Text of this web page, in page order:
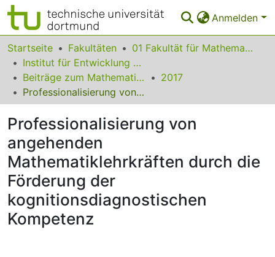
Anmelden
Bereiche & Sammlungen
Das gesamte Repositorium
Statistiken
FAQ
Leitlinien
Zurück zur Startseite
Startseite Fakultäten
01 Fakultät für Mathematik
Institut für Entwicklung und Erforschung des Mathematikunterrichts
Beiträge zum Mathematikunterricht
2017
Professionalisierung von angehenden Mathematiklehrkräften durch die Förderung der kognitionsdiagnostischen Kompetenz
Professionalisierung von
angehenden
Mathematiklehrkräften durch die
Förderung der
kognitionsdiagnostischen
Kompetenz